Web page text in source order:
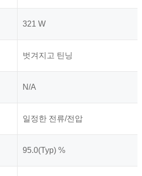
321 W
벗겨지고 틴닝
N/A
일정한 전류/전압
95.0(Typ) %